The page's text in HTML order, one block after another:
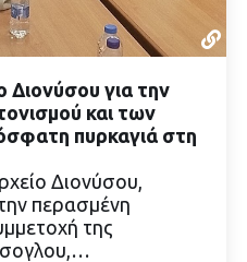
για την
και των
πυρκαγιά στη
Διονύσου,
περασμένη
της